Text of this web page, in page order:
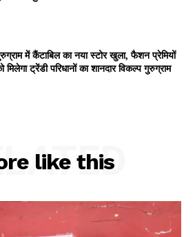
में कैंटाबिल का नया स्टोर खुला, फैशन प्रेमियों
मिलेगा ट्रेंडी परिधानों का शानदार विकल्प गुरुग्राम
like this